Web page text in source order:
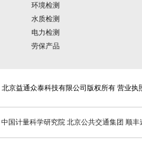
环境检测
水质检测
电力检测
劳保产品
北京益通众泰科技有限公司版权所有 营业执
中国计量科学研究院 北京公共交通集团 顺丰